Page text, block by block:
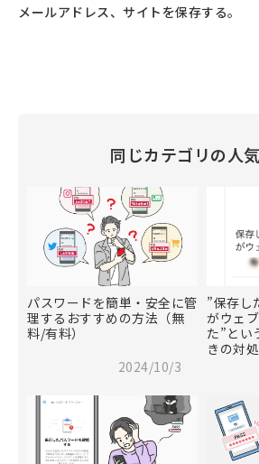
メールアドレス、サイトを保存する。
同じカテゴリの人
パスワードを簡単・安全に管
理するおすすめの方法（無
料/有料）
2024/10/3
”保存し
がウェ
た”とい
きの対